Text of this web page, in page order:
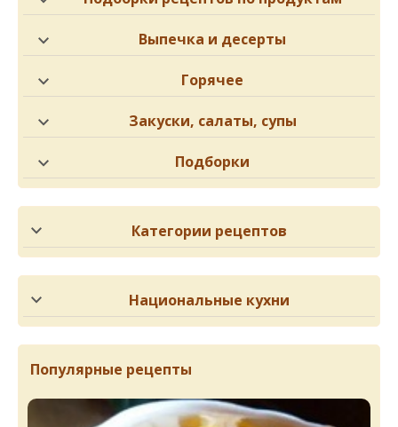
Выпечка и десерты
Горячее
Закуски, салаты, супы
Подборки
Категории рецептов
Национальные кухни
Популярные рецепты